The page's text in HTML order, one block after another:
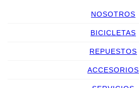
NOSOTROS
BICICLETAS
REPUESTOS
ACCESORIOS